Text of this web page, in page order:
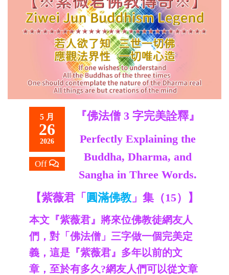
救
世
主
5 月
26
2026
Off
『佛法僧 3 字完美詮釋』
Perfectly Explaining the
Buddha, Dharma, and
Sangha in Three Words.
【紫薇君「 圓滿佛教 」集（15）】
本文『紫薇君』將來位佛教徒網友人
們，對「佛法僧」三字做一個完美定
義，這是『紫薇君』多年以前的文
章，至於有多久?網友人們可以從文章